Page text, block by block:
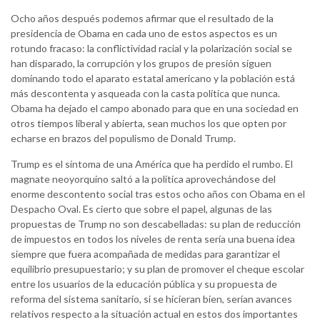
Ocho años después podemos afirmar que el resultado de la
presidencia de Obama en cada uno de estos aspectos es un
rotundo fracaso: la conflictividad racial y la polarización social se
han disparado, la corrupción y los grupos de presión siguen
dominando todo el aparato estatal americano y la población está
más descontenta y asqueada con la casta política que nunca.
Obama ha dejado el campo abonado para que en una sociedad en
otros tiempos liberal y abierta, sean muchos los que opten por
echarse en brazos del populismo de Donald Trump.
Trump es el síntoma de una América que ha perdido el rumbo. El
magnate neoyorquino saltó a la política aprovechándose del
enorme descontento social tras estos ocho años con Obama en el
Despacho Oval. Es cierto que sobre el papel, algunas de las
propuestas de Trump no son descabelladas: su plan de reducción
de impuestos en todos los niveles de renta sería una buena idea
siempre que fuera acompañada de medidas para garantizar el
equilibrio presupuestario; y su plan de promover el cheque escolar
entre los usuarios de la educación pública y su propuesta de
reforma del sistema sanitario, si se hicieran bien, serían avances
relativos respecto a la situación actual en estos dos importantes